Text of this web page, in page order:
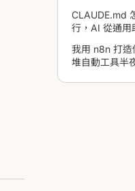
CLAUDE.md
行，AI 從通用
我用 n8n 打造
堆自動工具半